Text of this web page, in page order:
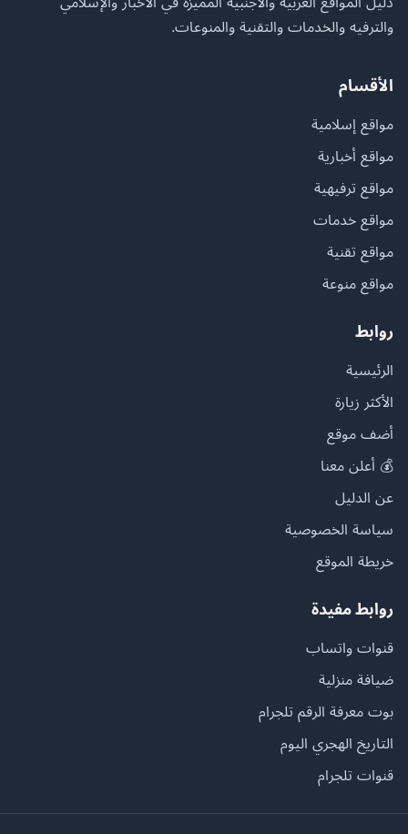
والترفيه والخدمات والتقنية والمنوعات.
الأقسام
مواقع إسلامية
مواقع أخبارية
مواقع ترفيهية
مواقع خدمات
مواقع تقنية
مواقع منوعة
روابط
الرئيسية
الأكثر زيارة
أضف موقع
💰 أعلن معنا
عن الدليل
سياسة الخصوصية
خريطة الموقع
روابط مفيدة
قنوات واتساب
ضيافة منزلية
بوت معرفة الرقم تلجرام
التاريخ الهجري اليوم
قنوات تلجرام